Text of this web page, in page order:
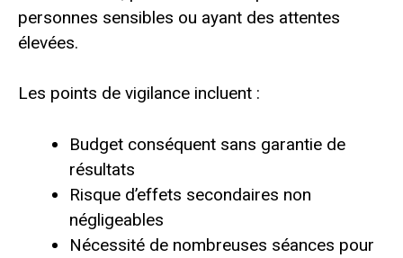
personnes sensibles ou ayant des attentes
élevées.
Les points de vigilance incluent :
Budget conséquent sans garantie de
résultats
Risque d’effets secondaires non
négligeables
Nécessité de nombreuses séances pour